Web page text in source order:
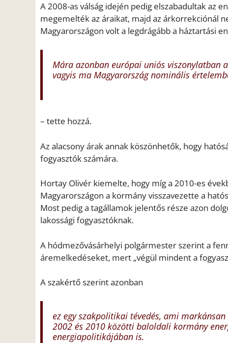
A 2008-as válság idején pedig elszabadultak az
megemelték az áraikat, majd az árkorrekciónál
Magyarországon volt a legdrágább a háztartási
Mára azonban európai uniós viszonylatban
vagyis ma Magyarország nominális
– tette hozzá.
Az alacsony árak annak köszönhetők, hogy
fogyasztók számára.
Hortay Olivér kiemelte, hogy míg a 2010-es
Magyarországon a kormány visszavezette a
Most pedig a tagállamok jelentős része azon
lakossági fogyasztóknak.
A hódmezővásárhelyi polgármester szerint a
áremelkedéseket, mert „végül mindent a
A szakértő szerint azonban
ez egy szakpolitikai tévedés, ami
2002 és 2010 közötti baloldali kormány
energiapolitikájában is.